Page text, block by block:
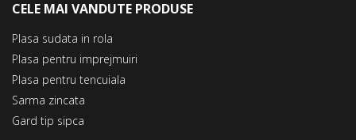
CELE MAI VANDUTE PRODUSE
Plasa sudata in rola
Plasa pentru imprejmuiri
Plasa pentru tencuiala
Sarma zincata
Gard tip sipca